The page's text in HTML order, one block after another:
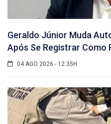
Geraldo Júnior Muda
Após Se Registrar Como
04 AGO 2026 - 12:35H